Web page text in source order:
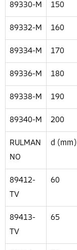
89330-M 150
89332-M 160
89334-M 170
89336-M 180
89338-M 190
89340-M 200
RULMAN
NO
d (mm)
89412-
TV
60
89413-
TV
65